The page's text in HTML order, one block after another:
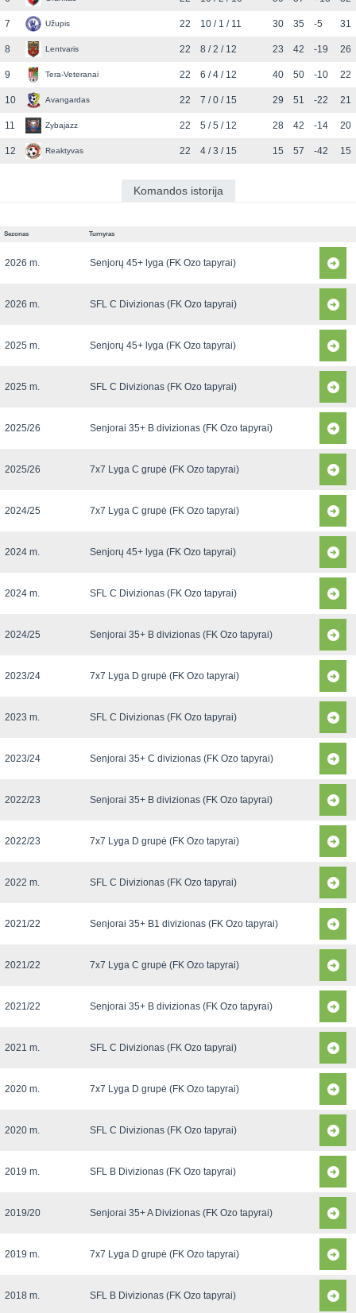
7 Užupis 22 10 / 1 / 11 30 35 -5 31
8 Lentvaris 22 8 / 2 / 12 23 42 -19 26
9 Tera-Veteranai 22 6 / 4 / 12 40 50 -10 22
10 Avangardas 22 7 / 0 / 15 29 51 -22 21
11 Zybajazz 22 5 / 5 / 12 28 42 -14 20
12 Reaktyvas 22 4 / 3 / 15 15 57 -42 15
Komandos istorija
Sezonas Turnyras
2026 m. Senjorų 45+ lyga (FK Ozo tapyrai)
2026 m. SFL C Divizionas (FK Ozo tapyrai)
2025 m. Senjorų 45+ lyga (FK Ozo tapyrai)
2025 m. SFL C Divizionas (FK Ozo tapyrai)
2025/26 Senjorai 35+ B divizionas (FK Ozo tapyrai)
2025/26 7x7 Lyga C grupė (FK Ozo tapyrai)
2024/25 7x7 Lyga C grupė (FK Ozo tapyrai)
2024 m. Senjorų 45+ lyga (FK Ozo tapyrai)
2024 m. SFL C Divizionas (FK Ozo tapyrai)
2024/25 Senjorai 35+ B divizionas (FK Ozo tapyrai)
2023/24 7x7 Lyga D grupė (FK Ozo tapyrai)
2023 m. SFL C Divizionas (FK Ozo tapyrai)
2023/24 Senjorai 35+ C divizionas (FK Ozo tapyrai)
2022/23 Senjorai 35+ B divizionas (FK Ozo tapyrai)
2022/23 7x7 Lyga D grupė (FK Ozo tapyrai)
2022 m. SFL C Divizionas (FK Ozo tapyrai)
2021/22 Senjorai 35+ B1 divizionas (FK Ozo tapyrai)
2021/22 7x7 Lyga C grupė (FK Ozo tapyrai)
2021/22 Senjorai 35+ B divizionas (FK Ozo tapyrai)
2021 m. SFL C Divizionas (FK Ozo tapyrai)
2020 m. 7x7 Lyga D grupė (FK Ozo tapyrai)
2020 m. SFL C Divizionas (FK Ozo tapyrai)
2019 m. SFL B Divizionas (FK Ozo tapyrai)
2019/20 Senjorai 35+ A Divizionas (FK Ozo tapyrai)
2019 m. 7x7 Lyga D grupė (FK Ozo tapyrai)
2018 m. SFL B Divizionas (FK Ozo tapyrai)